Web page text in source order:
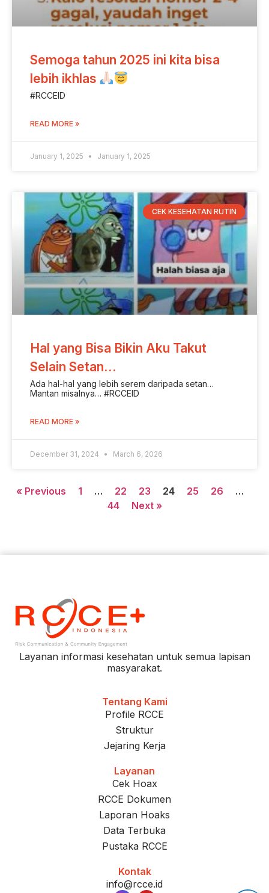
Semoga tahun 2025 ini kita bisa
lebih ikhlas
#RCCEID
READ MORE »
January 1, 2025 January 1, 2025
CEK KESEHATAN RUTIN
Hal yang Bisa Bikin Aku Takut
Selain Setan…
Ada hal-hal yang lebih serem daripada setan…
Mantan misalnya… #RCCEID
READ MORE »
December 31, 2024 March 6, 2026
« Previous 1 … 22 23 24 25 26
…
44
Next »
Layanan informasi kesehatan untuk semua lapisan
masyarakat.
Tentang Kami
Profile RCCE
Struktur
Jejaring Kerja
Layanan
Cek Hoax
RCCE Dokumen
Laporan Hoaks
Data Terbuka
Pustaka RCCE
Kontak
info@rcce.id